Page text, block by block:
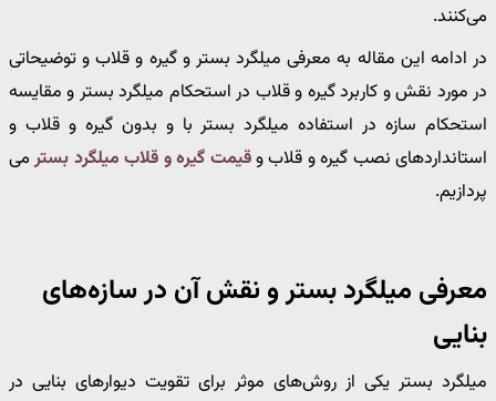
می‌کنند.
در ادامه این مقاله به معرفی میلگرد بستر و گیره و قلاب و توضیحاتی
در مورد نقش و کاربرد گیره و قلاب در استحکام میلگرد بستر و مقایسه
استحکام سازه در استفاده میلگرد بستر با و بدون گیره و قلاب و
استانداردهای نصب گیره و قلاب وقیمت گیره و قلاب میلگرد بسترمی
پردازیم.
معرفی میلگرد بستر و نقش آن در سازه‌های
بنایی
میلگرد بستر یکی از روش‌های موثر برای تقویت دیوارهای بنایی در